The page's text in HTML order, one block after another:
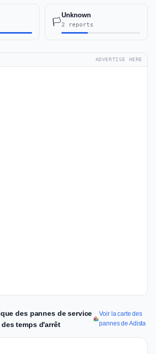
🏳️
Unknown
2 reports
ADVERTISE HERE
des pannes de service
temps d'arrêt
Voir la carte des
pannes de Adista